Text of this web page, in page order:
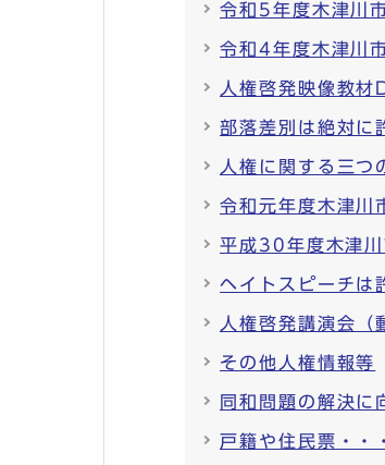
令和5年度木津川
令和4年度木津川
人権啓発映像教材
部落差別は絶対に
人権に関する三つ
令和元年度木津川
平成30年度木津
ヘイトスピーチは
人権啓発講演会（
その他人権情報等
同和問題の解決に
戸籍や住民票・・